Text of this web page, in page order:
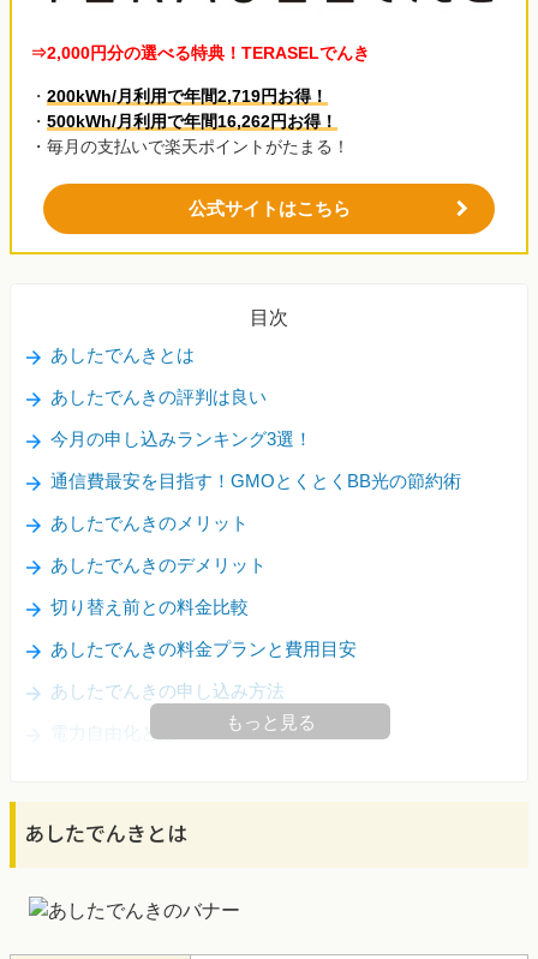
⇒2,000円分の選べる特典！TERASELでんき
・ 200kWh/月利用で年間2,719円お得！
・ 500kWh/月利用で年間16,262円お得！
・毎月の支払いで楽天ポイントがたまる！
公式サイトはこちら
目次
あしたでんきとは
あしたでんきの評判は良い
今月の申し込みランキング3選！
通信費最安を目指す！GMOとくとくBB光の節約術
あしたでんきのメリット
あしたでんきのデメリット
切り替え前との料金比較
あしたでんきの料金プランと費用目安
あしたでんきの申し込み方法
電力自由化とは
もっと見る
あしたでんきとは